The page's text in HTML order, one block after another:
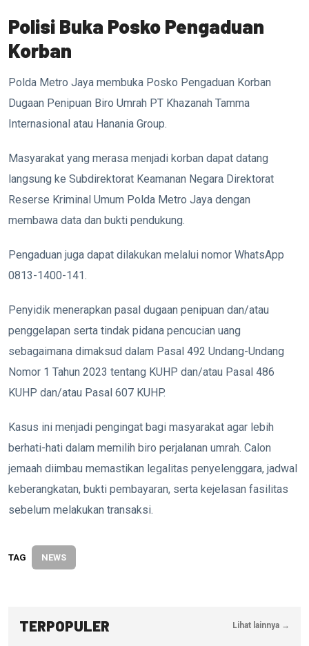
Polisi Buka Posko Pengaduan
Korban
Polda Metro Jaya membuka Posko Pengaduan Korban
Dugaan Penipuan Biro Umrah PT Khazanah Tamma
Internasional atau Hanania Group.
Masyarakat yang merasa menjadi korban dapat datang
langsung ke Subdirektorat Keamanan Negara Direktorat
Reserse Kriminal Umum Polda Metro Jaya dengan
membawa data dan bukti pendukung.
Pengaduan juga dapat dilakukan melalui nomor WhatsApp
0813-1400-141.
Penyidik menerapkan pasal dugaan penipuan dan/atau
penggelapan serta tindak pidana pencucian uang
sebagaimana dimaksud dalam Pasal 492 Undang-Undang
Nomor 1 Tahun 2023 tentang KUHP dan/atau Pasal 486
KUHP dan/atau Pasal 607 KUHP.
Kasus ini menjadi pengingat bagi masyarakat agar lebih
berhati-hati dalam memilih biro perjalanan umrah. Calon
jemaah diimbau memastikan legalitas penyelenggara, jadwal
keberangkatan, bukti pembayaran, serta kejelasan fasilitas
sebelum melakukan transaksi.
TAG NEWS
TERPOPULER Lihat lainnya →